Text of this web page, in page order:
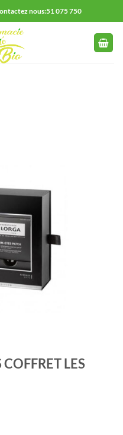
nous:51 075 750
LES